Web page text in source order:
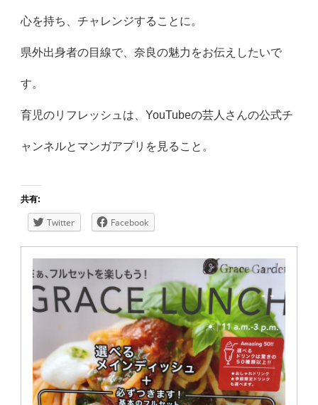
心を持ち、チャレンジすることに。
県外出身者の目線で、奈良の魅力をお伝えしたいで
す。
育児のリフレッシュは、YouTubeの芸人さんの公式チ
ャンネルとマンガアプリを見る こと。
共有:
Twitter Facebook